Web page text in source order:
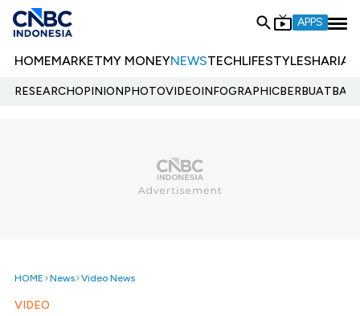
APPS
HOMEMARKETMY MONEYNEWSTECHLIFESTYLESHARIA
RESEARCHOPINIONPHOTOVIDEOINFOGRAPHIC
HOME News Video News
VIDEO